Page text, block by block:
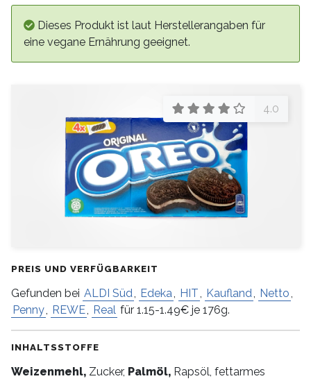
Dieses Produkt ist laut Herstellerangaben für
eine vegane Ernährung geeignet.
4.0
PREIS UND VERFÜGBARKEIT
Gefunden bei ALDI Süd, Edeka, HIT, Kaufland, Netto,
Penny, REWE, Real für 1.15-1.49€ je 176g.
INHALTSSTOFFE
Weizenmehl, Zucker, Palmöl, Rapsöl, fettarmes